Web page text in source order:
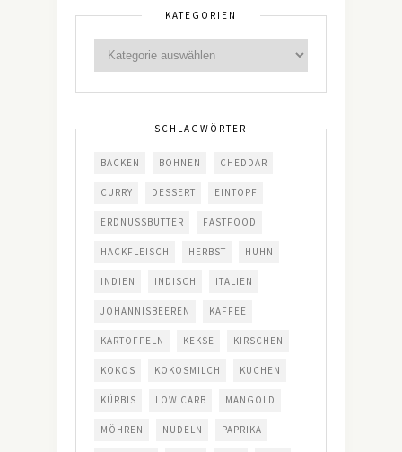
KATEGORIEN
SCHLAGWÖRTER
BACKEN BOHNEN CHEDDAR
CURRY DESSERT EINTOPF
ERDNUSSBUTTER FASTFOOD
HACKFLEISCH HERBST HUHN
INDIEN INDISCH ITALIEN
JOHANNISBEEREN KAFFEE
KARTOFFELN KEKSE KIRSCHEN
KOKOS KOKOSMILCH KUCHEN
KÜRBIS LOW CARB MANGOLD
MÖHREN NUDELN PAPRIKA